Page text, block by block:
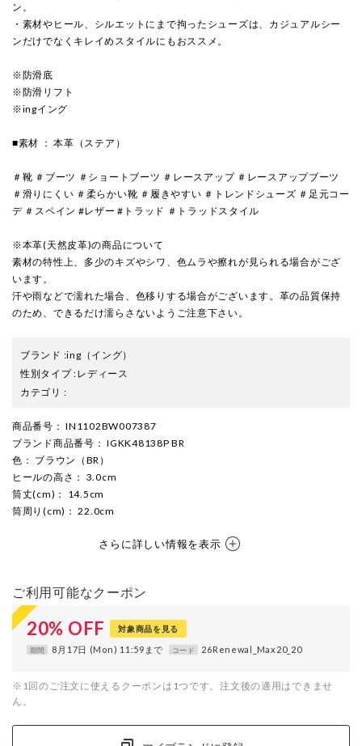
ン。
・素材やヒール、シルエットにまで拘ったシューズは、カジュアルシー
ンだけでなくキレイめスタイルにもおススメ。
※防滑底
※防滑リフト
※ingイング
■素材 ： 本革（ステア）
＃靴 ＃ブーツ ＃ショートブーツ ＃レースアップ ＃レースアップブーツ
＃滑りにくい ＃柔らかい靴 ＃履きやすい ＃トレンドシューズ ＃足元コー
デ ＃スペイン #レザー #トラッド ＃トラッドスタイル
※本革(天然皮革)の商品について
素材の特性上、多少のキズやシワ、色ムラや擦れが見られる場合がござ
います。
汗や雨などで濡れた場合、色移りする場合がございます。革の品質保持
のため、できるだけ濡らさないようご注意下さい。
ブランド :ing （イング）
性別タイプ:レディース
カテゴリ :
商品番号 ： IN1102BW007387
ブランド商品番号 ： IGKK48138P BR
色 ： ブラウン（BR）
ヒールの高さ ： 3.0cm
筒丈(cm) ： 14.5cm
筒周り(cm) ： 22.0cm
さらに詳しい情報を表示
ご利用可能なクーポン
20% OFF 対象商品を見る
期間 8月17日 (Mon) 11:59まで コード 26Renewal_Max20_20
※1回のご注文に使えるクーポンは1つです。注文後の適用はできませ
ん。